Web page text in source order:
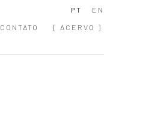
CONTATO [ ACERVO ]
PT EN